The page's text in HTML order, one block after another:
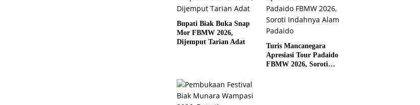
Bupati Biak Buka Snap
Mor FBMW 2026,
Dijemput Tarian Adat
Turis Mancanegara
Apresiasi Tour Padaido
FBMW 2026, Soroti